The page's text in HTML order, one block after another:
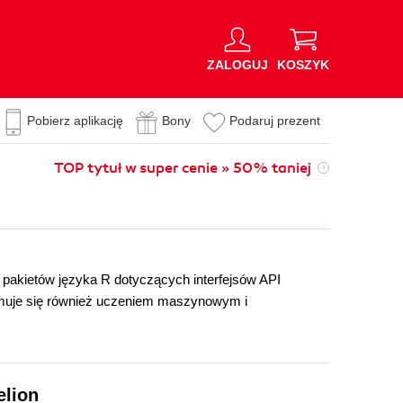
ZALOGUJ KOSZYK
Pobierz aplikację Bony Podaruj prezent
TOP tytuł w super cenie » 50% taniej
języka R dotyczących interfejsów API
się również uczeniem maszynowym i